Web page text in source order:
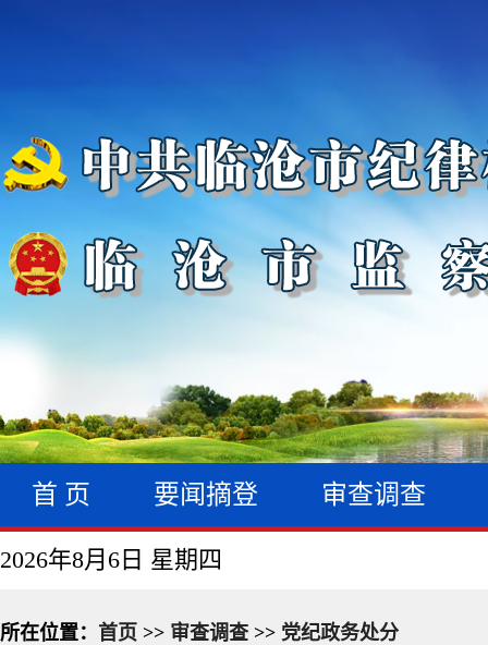
首 页 要闻摘登 审查调查
2026年8月6日 星期四
所在位置： 首页 >> 审查调查 >> 党纪政务处分